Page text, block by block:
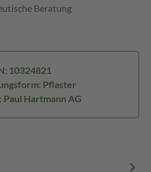
Beratung
10324821
Pflaster
Hartmann AG